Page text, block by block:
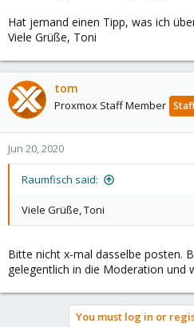
Hat jemand einen Tipp, was ich
Viele Grüße, Toni
tom
Proxmox Staff Member
Jun 20, 2020
Raumfisch said:
Viele Grüße, Toni
Bitte nicht x-mal dasselbe posten.
gelegentlich in die Moderation und
You must log in or